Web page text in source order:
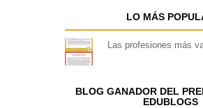
LO MÁS
Las profesiones más
BLOG GANADOR DEL
EDUBLOGS